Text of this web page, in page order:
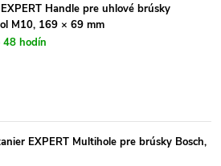
Handle pre uhlové brúsky
M10, 169 × 69 mm
48 hodín
EXPERT Multihole pre brúsky Bosch,